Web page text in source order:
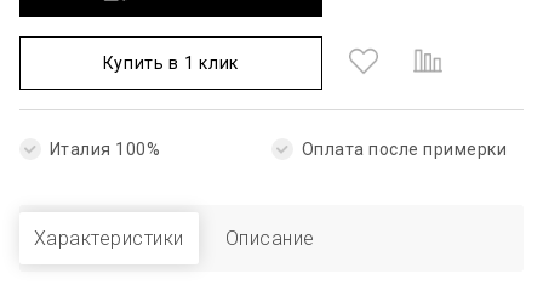
Купить в 1 клик
Италия 100% Оплата после примерки
Характеристики Описание